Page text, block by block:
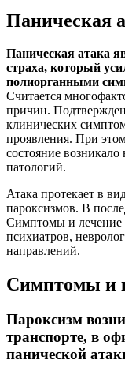
Паническая
Паническая атака
страха, который
полиорганными
Считается
причин.
клинических
проявления. При
состояние
патологий.
Атака протекает в
пароксизмов. В
Симптомы и лечение
психиатров,
направлений.
Симптомы и
Пароксизм
транспорте, в
панической